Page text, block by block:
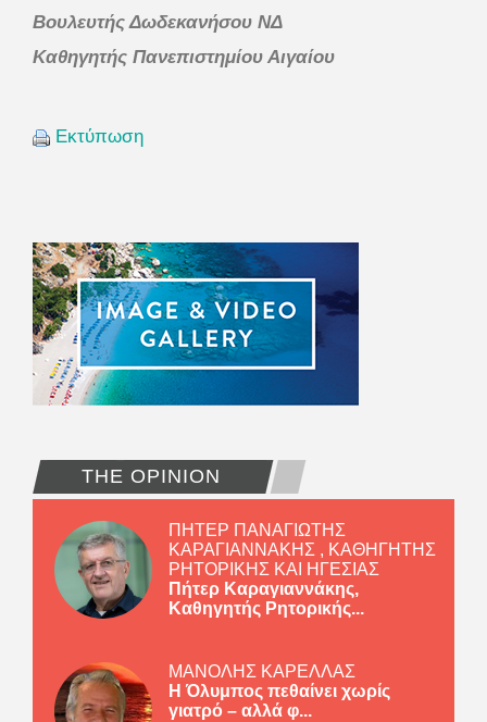
Βουλευτής Δωδεκανήσου ΝΔ
Καθηγητής Πανεπιστημίου Αιγαίου
Εκτύπωση
THE OPINION
ΠΗΤΕΡ ΠΑΝΑΓΙΩΤΗΣ
ΚΑΡΑΓΙΑΝΝΑΚΗΣ , ΚΑΘΗΓΗΤΗΣ
ΡΗΤΟΡΙΚΗΣ ΚΑΙ ΗΓΕΣΙΑΣ
Πήτερ Καραγιαννάκης,
Καθηγητής Ρητορικής...
ΜΑΝΟΛΗΣ ΚΑΡΕΛΛΑΣ
Η Όλυμπος πεθαίνει χωρίς
γιατρό – αλλά φ...